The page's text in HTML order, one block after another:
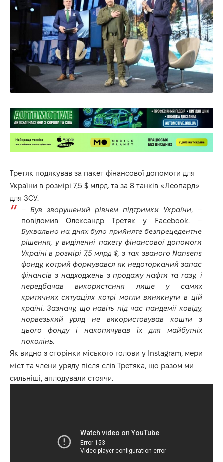
Третяк подякував за пакет фінансової допомоги для
України в розмірі 7,5 $ млрд. та за 8 танків «Леопард»
для ЗСУ.
– Був зворушений рівнем підтримки України, –
повідомив Олександр Третяк у Facebook. –
Буквально на днях було прийняте безпрецедентне
рішення, у виділенні пакету фінансової допомоги
Україні в розмірі 7,5 млрд $, з так званого Nansens
фонду, котрий формувався як недоторканий запас
фінансів з надходжень з продажу нафти та газу, і
передбачав використання лише у самих
критичних ситуаціях котрі могли виникнути в цій
країні. Зазначу, що навіть під час пандемії ковіду,
норвезький уряд не використовував кошти з
цього фонду і накопичував їх для майбутніх
поколінь.
Як видно з сторінки міського голови у Instagram, мери
міст та члени уряду після слів Третяка, що разом ми
сильніші, аплодували стоячи.